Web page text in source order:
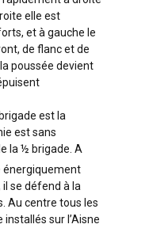
elle est
et à gauche le
de flanc et de
poussée devient
est la
est sans
la ½ brigade. A
énergiquement
se défend à la
Au centre tous les
sur l’Aisne